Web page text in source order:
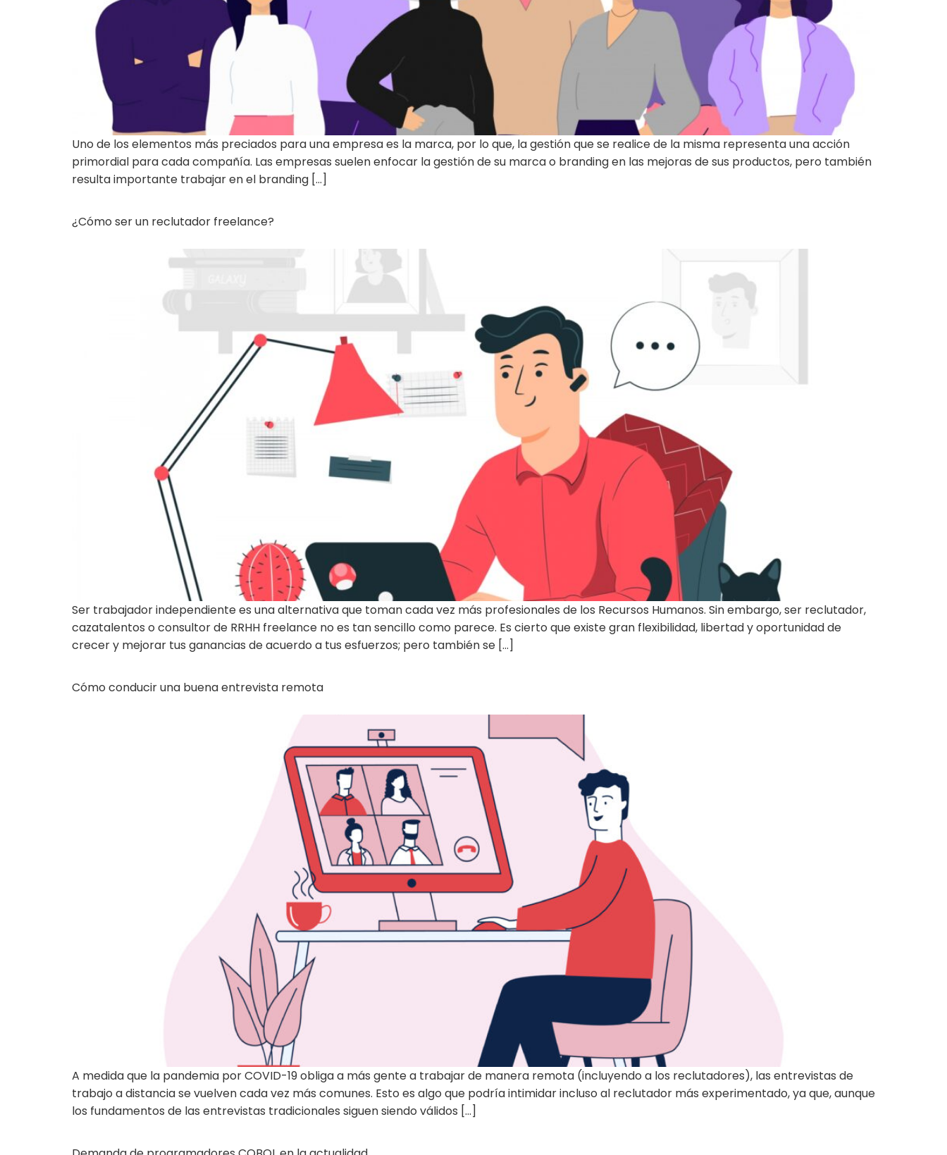
Uno de los elementos más preciados para una empresa es la marca, por lo que, la gestión que se realice de la misma representa una acción
primordial para cada compañía. Las empresas suelen enfocar la gestión de su marca o branding en las mejoras de sus productos, pero también
resulta importante trabajar en el branding […]
¿Cómo ser un reclutador freelance?
Ser trabajador independiente es una alternativa que toman cada vez más profesionales de los Recursos Humanos. Sin embargo, ser reclutador,
cazatalentos o consultor de RRHH freelance no es tan sencillo como parece. Es cierto que existe gran flexibilidad, libertad y oportunidad de
crecer y mejorar tus ganancias de acuerdo a tus esfuerzos; pero también se […]
Cómo conducir una buena entrevista remota
A medida que la pandemia por COVID-19 obliga a más gente a trabajar de manera remota (incluyendo a los reclutadores), las entrevistas de
trabajo a distancia se vuelven cada vez más comunes. Esto es algo que podría intimidar incluso al reclutador más experimentado, ya que, aunque
los fundamentos de las entrevistas tradicionales siguen siendo válidos […]